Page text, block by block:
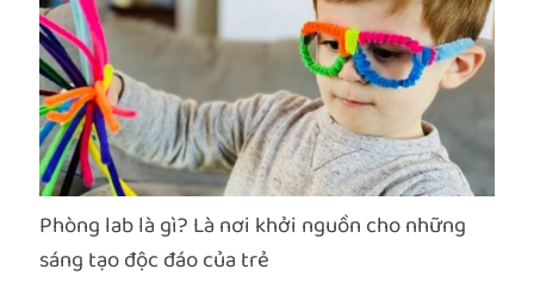
Phòng lab là gì? Là nơi khởi nguồn cho những
sáng tạo độc đáo của trẻ